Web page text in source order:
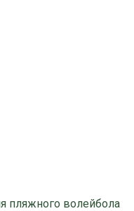
пляжного волейбола